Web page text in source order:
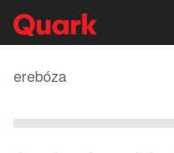
erebóza